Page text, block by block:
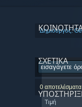
ΣΧΕΤΙΚΆ
Δημιουργός:
0
Τιμή